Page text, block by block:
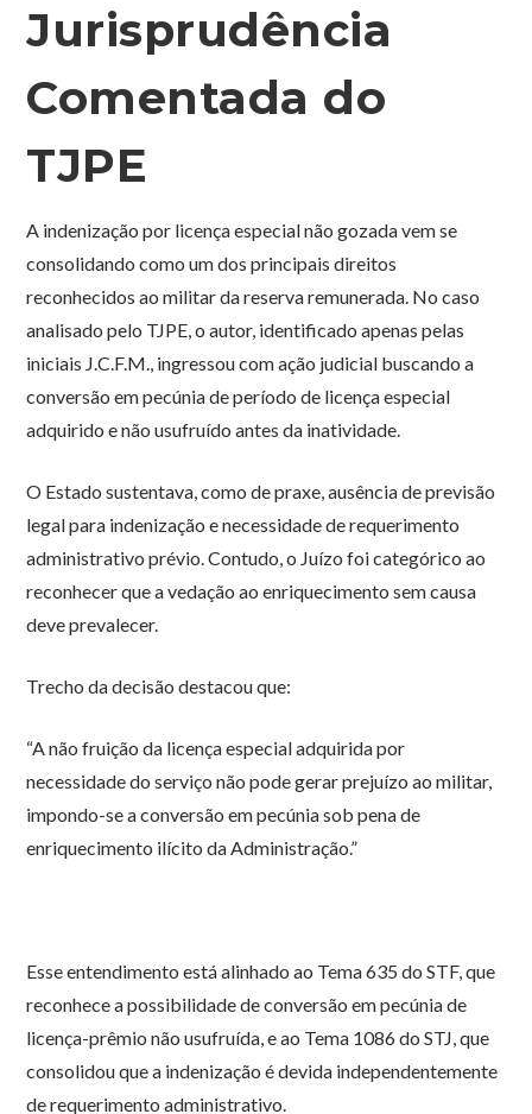
Jurisprudência
Comentada do
TJPE
A indenização por licença especial não gozada vem se
consolidando como um dos principais direitos
reconhecidos ao militar da reserva remunerada. No caso
analisado pelo TJPE, o autor, identificado apenas pelas
iniciais J.C.F.M., ingressou com ação judicial buscando a
conversão em pecúnia de período de licença especial
adquirido e não usufruído antes da inatividade.
O Estado sustentava, como de praxe, ausência de previsão
legal para indenização e necessidade de requerimento
administrativo prévio. Contudo, o Juízo foi categórico ao
reconhecer que a vedação ao enriquecimento sem causa
deve prevalecer.
Trecho da decisão destacou que:
“A não fruição da licença especial adquirida por
necessidade do serviço não pode gerar prejuízo ao militar,
impondo-se a conversão em pecúnia sob pena de
enriquecimento ilícito da Administração.”
Esse entendimento está alinhado ao Tema 635 do STF, que
reconhece a possibilidade de conversão em pecúnia de
licença-prêmio não usufruída, e ao Tema 1086 do STJ, que
consolidou que a indenização é devida independentemente
de requerimento administrativo.